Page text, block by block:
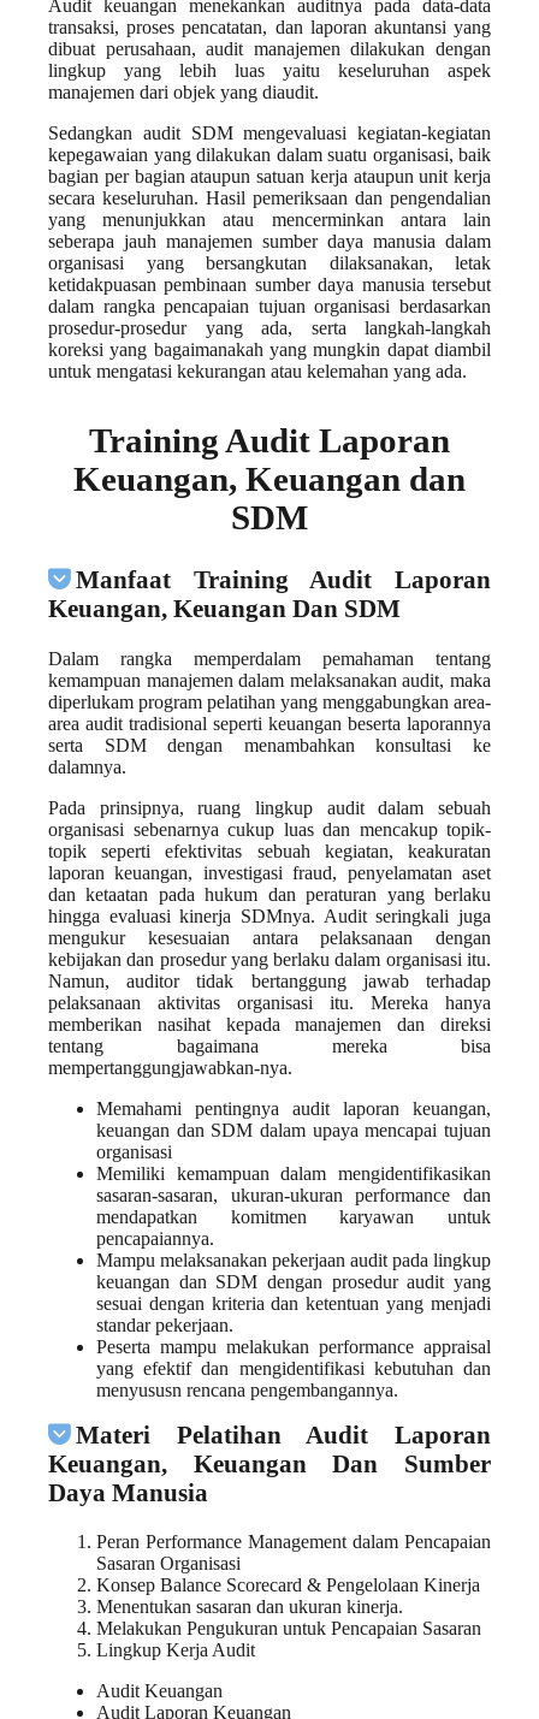
Audit keuangan menekankan auditnya pada data-data
transaksi, proses pencatatan, dan laporan akuntansi yang
dibuat perusahaan, audit manajemen dilakukan dengan
lingkup yang lebih luas yaitu keseluruhan aspek
manajemen dari objek yang diaudit.
Sedangkan audit SDM mengevaluasi kegiatan-kegiatan
kepegawaian yang dilakukan dalam suatu organisasi, baik
bagian per bagian ataupun satuan kerja ataupun unit kerja
secara keseluruhan. Hasil pemeriksaan dan pengendalian
yang menunjukkan atau mencerminkan antara lain
seberapa jauh manajemen sumber daya manusia dalam
organisasi yang bersangkutan dilaksanakan, letak
ketidakpuasan pembinaan sumber daya manusia tersebut
dalam rangka pencapaian tujuan organisasi berdasarkan
prosedur-prosedur yang ada, serta langkah-langkah
koreksi yang bagaimanakah yang mungkin dapat diambil
untuk mengatasi kekurangan atau kelemahan yang ada.
Training Audit Laporan
Keuangan, Keuangan dan
SDM
Manfaat Training Audit Laporan
Keuangan, Keuangan Dan SDM
Dalam rangka memperdalam pemahaman tentang
kemampuan manajemen dalam melaksanakan audit, maka
diperlukam program pelatihan yang menggabungkan area-
area audit tradisional seperti keuangan beserta laporannya
serta SDM dengan menambahkan konsultasi ke
dalamnya.
Pada prinsipnya, ruang lingkup audit dalam sebuah
organisasi sebenarnya cukup luas dan mencakup topik-
topik seperti efektivitas sebuah kegiatan, keakuratan
laporan keuangan, investigasi fraud, penyelamatan aset
dan ketaatan pada hukum dan peraturan yang berlaku
hingga evaluasi kinerja SDMnya. Audit seringkali juga
mengukur kesesuaian antara pelaksanaan dengan
kebijakan dan prosedur yang berlaku dalam organisasi itu.
Namun, auditor tidak bertanggung jawab terhadap
pelaksanaan aktivitas organisasi itu. Mereka hanya
memberikan nasihat kepada manajemen dan direksi
tentang bagaimana mereka bisa
mempertanggungjawabkan-nya.
Memahami pentingnya audit laporan keuangan,
keuangan dan SDM dalam upaya mencapai tujuan
organisasi
Memiliki kemampuan dalam mengidentifikasikan
sasaran-sasaran, ukuran-ukuran performance dan
mendapatkan komitmen karyawan untuk
pencapaiannya.
Mampu melaksanakan pekerjaan audit pada lingkup
keuangan dan SDM dengan prosedur audit yang
sesuai dengan kriteria dan ketentuan yang menjadi
standar pekerjaan.
Peserta mampu melakukan performance appraisal
yang efektif dan mengidentifikasi kebutuhan dan
menyususn rencana pengembangannya.
Materi Pelatihan Audit Laporan
Keuangan, Keuangan Dan Sumber
Daya Manusia
Peran Performance Management dalam Pencapaian
Sasaran Organisasi
Konsep Balance Scorecard & Pengelolaan Kinerja
Menentukan sasaran dan ukuran kinerja.
Melakukan Pengukuran untuk Pencapaian Sasaran
Lingkup Kerja Audit
Audit Keuangan
Audit Laporan Keuangan